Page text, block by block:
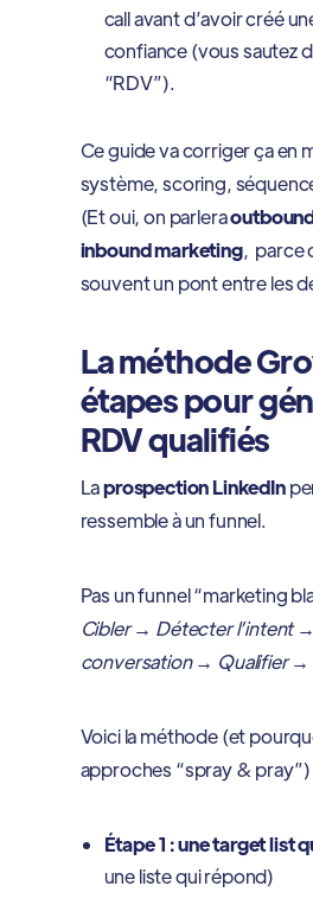
call avant d’avoir créé
confiance (vous sautez
“RDV”).
Ce guide va corriger ça en
système, scoring,
(Et oui, on parlera
inbound marketing, parce
souvent un pont entre les
La méthode
étapes pour
RDV qualifiés
Laprospection LinkedIn
ressemble à un funnel.
Pas un funnel “marketing
Cibler → Détecter l’intent
conversation → Qualifier →
Voici la méthode (et
approches “spray & pray”)
Étape 1 : une target list
une liste qui répond)